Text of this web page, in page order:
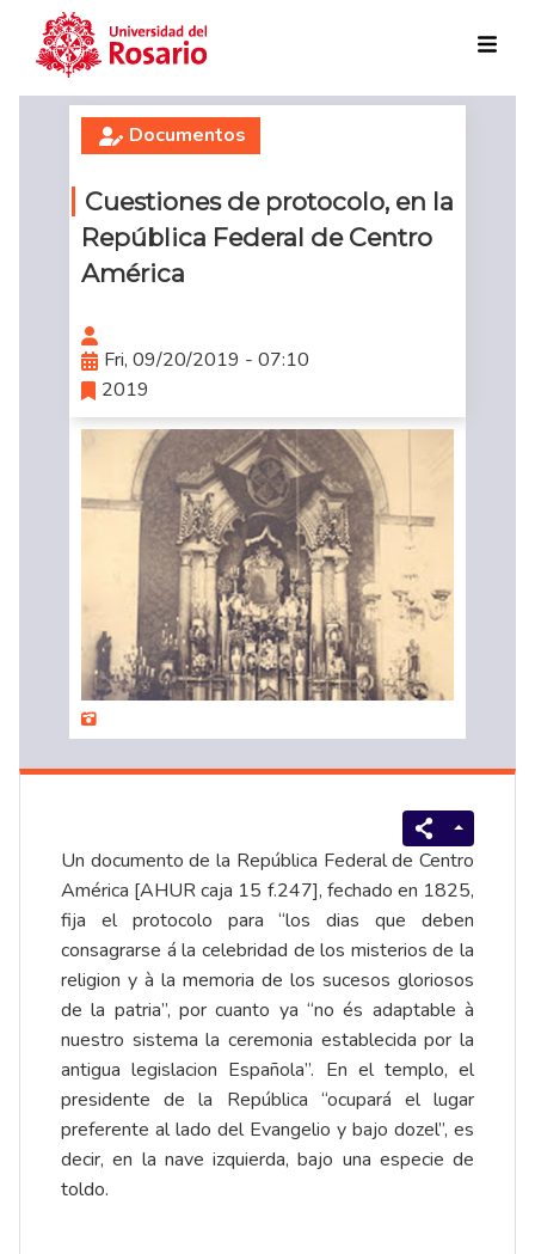
Skip to main content
Documentos
Cuestiones de protocolo, en la
República Federal de Centro
América
Fri, 09/20/2019 - 07:10
2019
Un documento de la República Federal de Centro
América [AHUR caja 15 f.247], fechado en 1825,
fija el protocolo para “los dias que deben
consagrarse á la celebridad de los misterios de la
religion y à la memoria de los sucesos gloriosos
de la patria”, por cuanto ya “no és adaptable à
nuestro sistema la ceremonia establecida por la
antigua legislacion Española”. En el templo, el
presidente de la República “ocupará el lugar
preferente al lado del Evangelio y bajo dozel”, es
decir, en la nave izquierda, bajo una especie de
toldo.